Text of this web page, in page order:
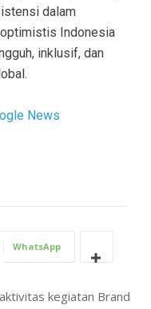
dalam
Indonesia
inklusif, dan
News
WhatsApp
kegiatan Brand